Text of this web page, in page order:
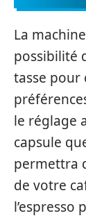
La
possibilité
tasse pour
le réglage
capsule
permettra
de votre
l’espresso